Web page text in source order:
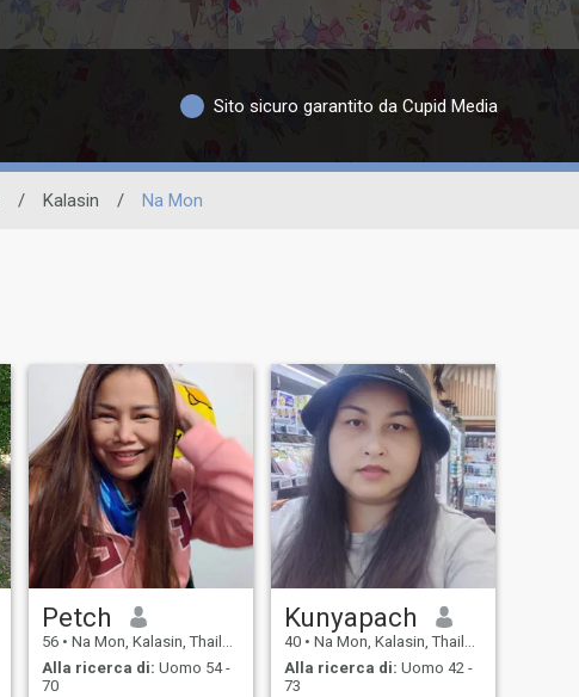
Sito sicuro garantito da Cupid Media
/ Kalasin / Na Mon
Petch
56 • Na Mon, Kalasin, Thailandia
Alla ricerca di: Uomo 54 -
70
Kunyapach
40 • Na Mon, Kalasin, Thailandia
Alla ricerca di: Uomo 42 -
73